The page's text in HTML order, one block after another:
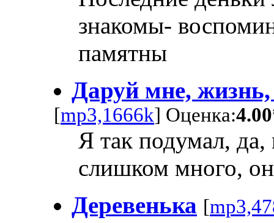
знакомы-
памятны
Даруй мне,
[mp3,1666k] Оценка:
Я так подумал,
слишком много,
Деревенька [